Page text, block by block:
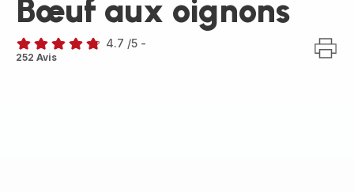
Bœuf aux oignons
ratings.4.7
4.7 /5 -
252 Avis